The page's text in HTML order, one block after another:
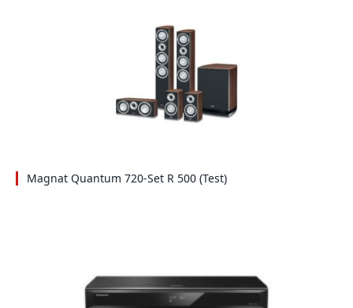
Magnat Quantum 720-Set R 500 (Test)